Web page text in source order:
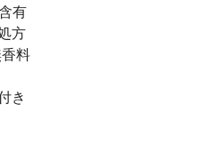
有
方
料
き